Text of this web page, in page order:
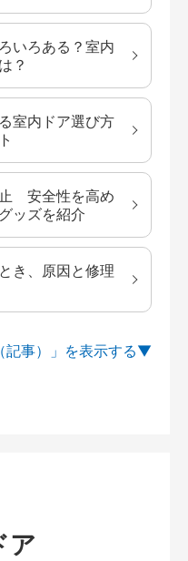
いろある？室内
？
室内ドア選び方
止 安全性を高め
ッズを紹介
き、原因と修理
記事）」を
ア